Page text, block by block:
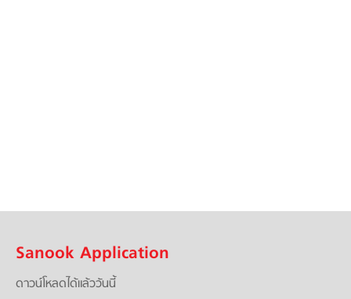
Sanook Application
ดาวน์โหลดได้แล้ววันนี้